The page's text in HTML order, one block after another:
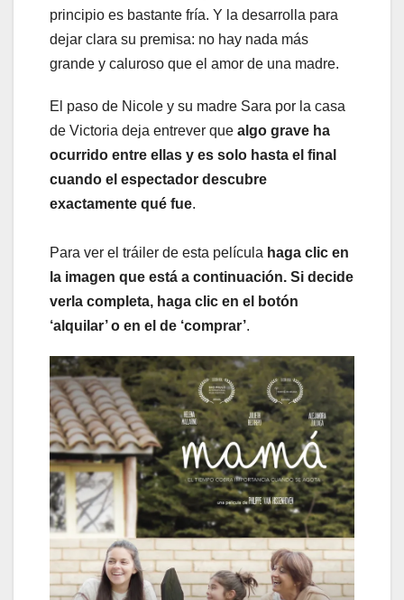
principio es bastante fría. Y la desarrolla para
dejar clara su premisa: no hay nada más
grande y caluroso que el amor de una madre.
El paso de Nicole y su madre Sara por la casa
de Victoria deja entrever que algo grave ha
ocurrido entre ellas y es solo hasta el final
cuando el espectador descubre
exactamente qué fue.
Para ver el tráiler de esta película haga clic en
la imagen que está a continuación. Si decide
verla completa, haga clic en el botón
‘alquilar’ o en el de ‘comprar’.​